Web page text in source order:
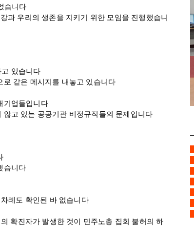
습니다
과 우리의 생존을 지키기 위한 모임을 진행했습니
있습니다
같은 메시지를 내놓고 있습니다
기업들입니다
고 있는 공공기관 비정규직들의 문제입니다
습니다
례도 확인된 바 없습니다
확진자가 발생한 것이 민주노총 집회 불허의 하